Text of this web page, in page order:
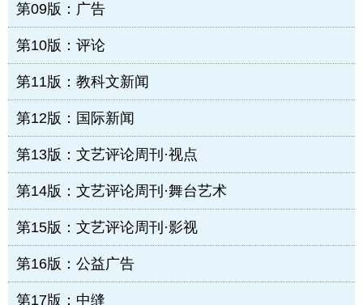
第09版：广告
第10版：评论
第11版：教科文新闻
第12版：国际新闻
第13版：文艺评论周刊·视点
第14版：文艺评论周刊·舞台艺术
第15版：文艺评论周刊·影视
第16版：公益广告
第17版：中缝